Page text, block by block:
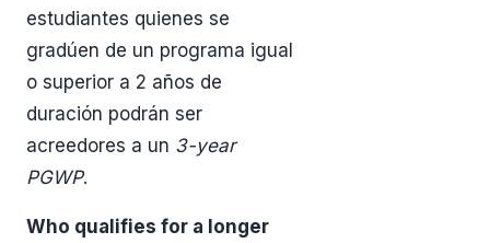
estudiantes quienes se
gradúen de un programa igual
o superior a 2 años de
duración podrán ser
acreedores a un 3-year
PGWP.
Who qualifies for a longer